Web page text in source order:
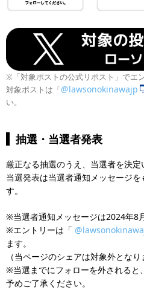
※「対象ポストの公式リポスト」でエ
対象ポストは「@lawsonokinawajp
い。
抽選・当選者発表
厳正なる抽選のうえ、当選者を決定
当選発表は当選者通知メッセージ
す。
※当選者通知メッセージは2024年8
※エントリーは「
ます。
（当ページのシェアは対象外とな
※当選までにフォローを外されると
予めご了承ください。